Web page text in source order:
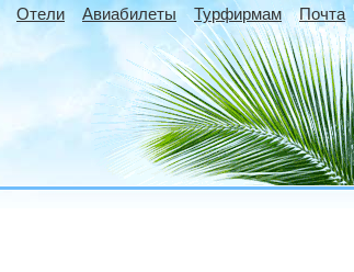
Отели Авиабилеты Турфирмам Почта